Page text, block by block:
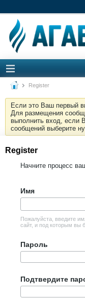
Register
Если это Ваш первый
Для размещения
выполнить вход, если
сообщений выберите
Register
Начните процесс
Имя
Пожалуйста, введите
сайт, и под которым вы
Пароль
Подтвердите